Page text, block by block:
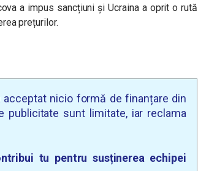
a impus sancțiuni și Ucraina a oprit o rută
prețurilor.
nicio formă de finanțare din
publicitate sunt limitate, iar reclama
tu pentru susținerea echipei